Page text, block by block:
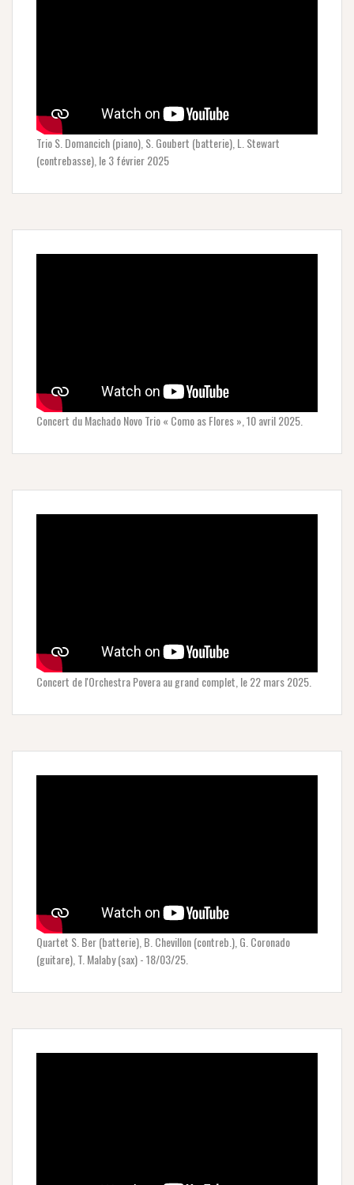
Trio S. Domancich (piano), S. Goubert (batterie), L. Stewart
(contrebasse), le 3 février 2025
Concert du Machado Novo Trio « Como as Flores », 10 avril 2025.
Concert de l'Orchestra Povera au grand complet, le 22 mars 2025.
Quartet S. Ber (batterie), B. Chevillon (contreb.), G. Coronado
(guitare), T. Malaby (sax) - 18/03/25.